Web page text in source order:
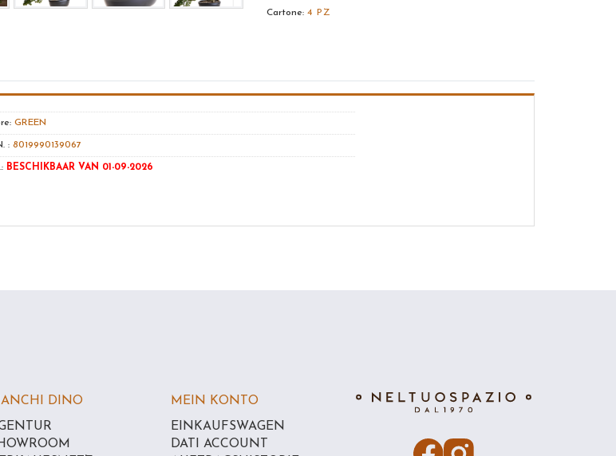
Cartone:4 PZ
GREEN
:8019990139067
BESCHIKBAAR VAN 01-09-2026
DINO
MEIN KONTO
EINKAUFSWAGEN
DATI ACCOUNT